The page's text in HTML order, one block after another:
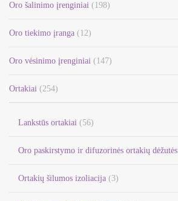
Oro šalinimo įrenginiai (198)
Oro tiekimo įranga (12)
Oro vėsinimo įrenginiai (147)
Ortakiai (254)
Lankstūs ortakiai (56)
Oro paskirstymo ir difuzorinės ortakių dėžutės
Ortakių šilumos izoliacija (3)